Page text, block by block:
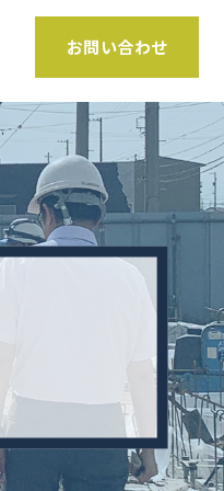
お問い合わせ